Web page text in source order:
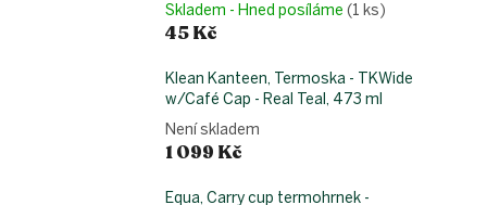
Skladem - Hned posíláme (1 ks)
45 Kč
Klean Kanteen, Termoska - TKWide
w/Café Cap - Real Teal, 473 ml
Není skladem
1 099 Kč
Equa, Carry cup termohrnek -